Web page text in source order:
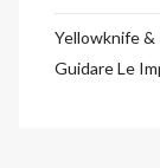
Yellowknife &
Guidare Le